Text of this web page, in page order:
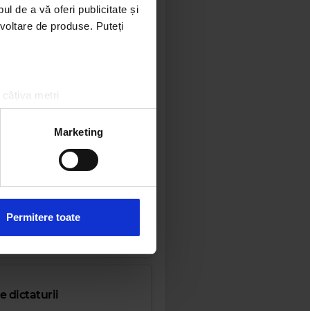
de a vă oferi publicitate și
de produse. Puteți
metri
la
secțiunea cu detalii
cu privire la modul în
urma folosirii serviciilor
Marketing
Permitere toate
dictaturii